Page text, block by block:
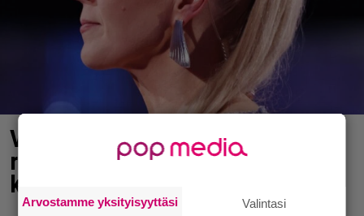
Vappu Pimiä sai huonoa palvelua
ravintolassa – pettyi siellä
kahteen asiaan
Arvostamme yksityisyyttäsi Valintasi